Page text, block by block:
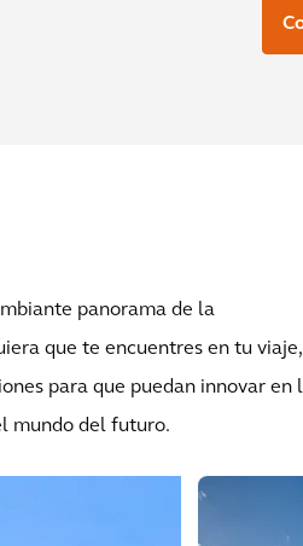
panorama de la
que te encuentres en tu
para que puedan innovar en
mundo del futuro.